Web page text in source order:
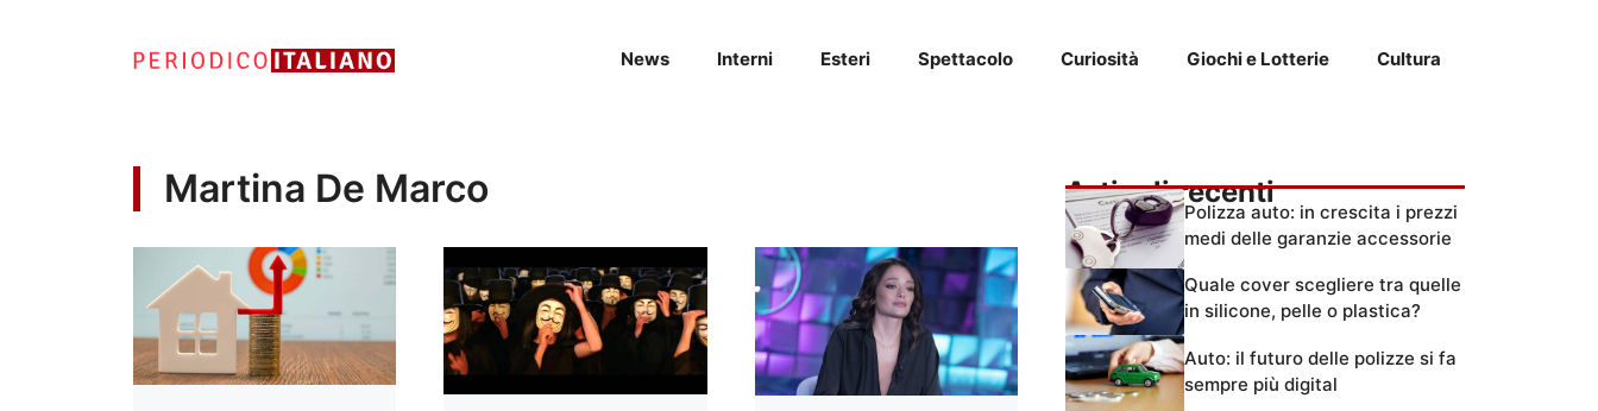
News Interni Esteri Spettacolo Curiosità Giochi e Lotterie Cultura
Martina De Marco Articoli recenti
Polizza auto: in crescita i prezzi
medi delle garanzie accessorie
Quale cover scegliere tra quelle
in silicone, pelle o plastica?
Auto: il futuro delle polizze si fa
sempre più digital